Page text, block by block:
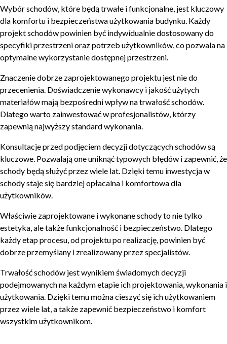
Wybór schodów, które będą trwałe i funkcjonalne, jest kluczowy
dla komfortu i bezpieczeństwa użytkowania budynku. Każdy
projekt schodów powinien być indywidualnie dostosowany do
specyfiki przestrzeni oraz potrzeb użytkowników, co pozwala na
optymalne wykorzystanie dostępnej przestrzeni.
Znaczenie dobrze zaprojektowanego projektu jest nie do
przecenienia. Doświadczenie wykonawcy i jakość użytych
materiałów mają bezpośredni wpływ na trwałość schodów.
Dlatego warto zainwestować w profesjonalistów, którzy
zapewnią najwyższy standard wykonania.
Konsultacje przed podjęciem decyzji dotyczących schodów są
kluczowe. Pozwalają one uniknąć typowych błędów i zapewnić, że
schody będą służyć przez wiele lat. Dzięki temu inwestycja w
schody staje się bardziej opłacalna i komfortowa dla
użytkowników.
Właściwie zaprojektowane i wykonane schody to nie tylko
estetyka, ale także funkcjonalność i bezpieczeństwo. Dlatego
każdy etap procesu, od projektu po realizację, powinien być
dobrze przemyślany i zrealizowany przez specjalistów.
Trwałość schodów jest wynikiem świadomych decyzji
podejmowanych na każdym etapie ich projektowania, wykonania i
użytkowania. Dzięki temu można cieszyć się ich użytkowaniem
przez wiele lat, a także zapewnić bezpieczeństwo i komfort
wszystkim użytkownikom.